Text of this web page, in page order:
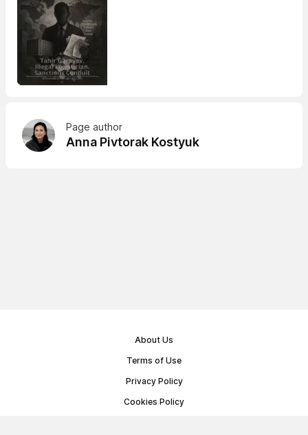
Page author
Anna Pivtorak Kostyuk
About Us
Terms of Use
Privacy Policy
Cookies Policy